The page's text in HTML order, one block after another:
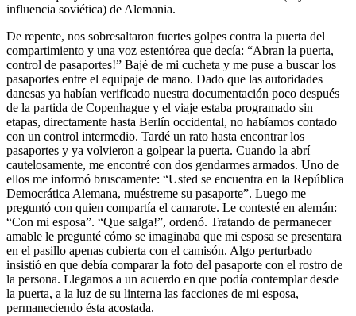
influencia soviética) de Alemania.
De repente, nos sobresaltaron fuertes golpes contra la puerta del
compartimiento y una voz estentórea que decía:
Abran la puerta,
control de pasaportes!
Bajé de mi cucheta y me puse a buscar los
pasaportes entre el equipaje de mano. Dado que las autoridades
danesas ya habían verificado nuestra docu­mentación poco después
de la partida de Copenhague y el viaje estaba programado sin
etapas, directamente hasta Berlín occidental, no habíamos contado
con un control intermedio. Tardé un rato hasta encontrar los
pasaportes y ya volvieron a golpear la puerta. Cuando la abrí
cautelosamente, me encontré con dos gendarmes armados. Uno de
ellos me informó bruscamente:
Usted se encuentra en la República
Democrática Alemana, muéstreme su pasaporte . Luego me
preguntó con quien compartía el camarote. Le contesté en alemán:
Con mi esposa . Que salga! , ordenó. Tratando de permanecer
amable le pregunté cómo se imaginaba que mi esposa se presentara
en el pasillo apenas cubierta con el camisón. Algo perturbado
insistió en que debía comparar la foto del pasaporte con el rostro de
la persona. Llegamos a un acuerdo en que podía contemplar desde
la puerta, a la luz de su linterna las facciones de mi esposa,
permaneciendo ésta acostada.